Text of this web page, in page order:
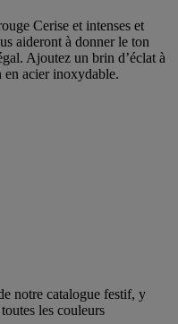
Cerise et intenses et
aideront à donner le ton
Ajoutez un brin d’éclat à
en acier inoxydable.
notre catalogue festif, y
les couleurs